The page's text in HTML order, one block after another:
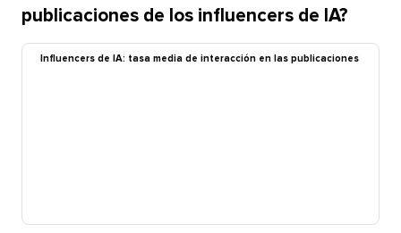
publicaciones de los influencers de IA?​​
Influencers de IA: tasa media de interacción en las publicaciones​​